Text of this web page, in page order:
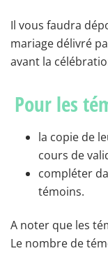
Il vous faudra
mariage délivré
avant la
Pour les
la copie de
cours de
compléter
témoins.
A noter que les
Le nombre de